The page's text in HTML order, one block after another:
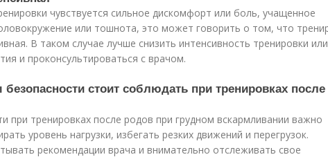
чувствуется сильное дискомфорт или боль, учащенное
или тошнота, это может говорить о том, что
В таком случае лучше снизить интенсивность тренировки
и проконсультироваться с врачом.
стоит соблюдать при тренировках
при тренировках после родов при грудном вскармливании важно
уровень нагрузки, избегать резких движений и перегрузок.
рекомендации врача и внимательно отслеживать свое